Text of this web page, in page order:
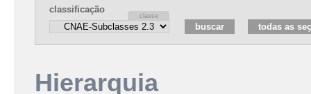
classificação
Hierarquia